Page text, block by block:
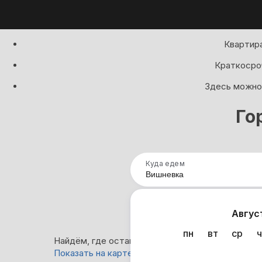
Здесь можно
Куда едем
пн
вт ср
Найдём, где остановиться в Вишневке: 4
Показать на карте